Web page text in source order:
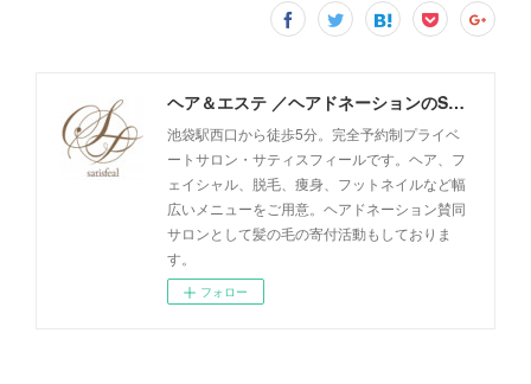
ヘア＆エステ ／ヘアドネーションのSatisfeal
池袋駅西口から徒歩5分。完全予約制プライベ
ートサロン・サティスフィールです。ヘア、フ
ェイシャル、脱毛、痩身、フットネイルなど幅
広いメニューをご用意。ヘアドネーション賛同
サロンとして髪の毛の寄付活動もしておりま
す。
フォロー